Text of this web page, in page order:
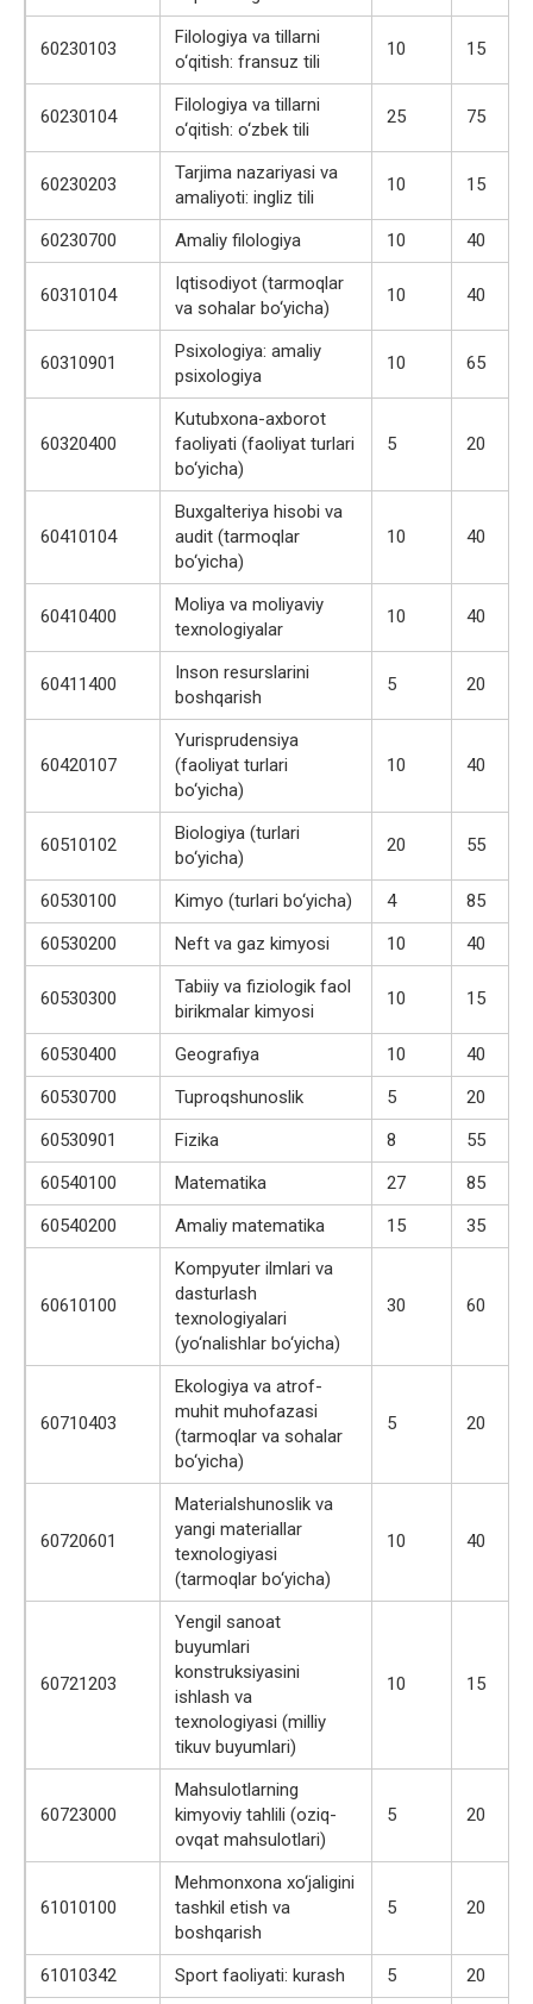
60230103
Filologiya va tillarni
o‘qitish: fransuz tili
10 15
60230104
Filologiya va tillarni
o‘qitish: o‘zbek tili
25 75
60230203
Tarjima nazariyasi va
amaliyoti: ingliz tili
10 15
60230700 Amaliy filologiya 10 40
60310104
Iqtisodiyot (tarmoqlar
va sohalar bo‘yicha)
10 40
60310901
Psixologiya: amaliy
psixologiya
10 65
60320400
Kutubxona-axborot
faoliyati (faoliyat turlari
bo‘yicha)
5 20
60410104
Buxgalteriya hisobi va
audit (tarmoqlar
bo‘yicha)
10 40
60410400
Moliya va moliyaviy
texnologiyalar
10 40
60411400
Inson resurslarini
boshqarish
5 20
60420107
Yurisprudensiya
(faoliyat turlari
bo‘yicha)
10 40
60510102
Biologiya (turlari
bo‘yicha)
20 55
60530100 Kimyo (turlari bo‘yicha) 4
85
60530200
Neft va gaz kimyosi 10 40
60530300
Tabiiy va fiziologik faol
birikmalar kimyosi
10 15
60530400 Geografiya 10
40
60530700
Tuproqshunoslik 5
20
60530901
Fizika 8
55
60540100
Matematika 27
85
60540200
Amaliy matematika 15 35
60610100
Kompyuter ilmlari va
dasturlash
texnologiyalari
(yo‘nalishlar bo‘yicha)
30 60
60710403
Ekologiya va atrof-
muhit muhofazasi
(tarmoqlar va sohalar
bo‘yicha)
5 20
60720601
Materialshunoslik va
yangi materiallar
texnologiyasi
(tarmoqlar bo‘yicha)
10 40
60721203
Yengil sanoat
buyumlari
konstruksiyasini
ishlash va
texnologiyasi (milliy
tikuv buyumlari)
10 15
60723000
Mahsulotlarning
kimyoviy tahlili (oziq-
ovqat mahsulotlari)
5 20
61010100
Mehmonxona xo‘jaligini
tashkil etish va
boshqarish
5 20
61010342 Sport faoliyati: kurash 5 20